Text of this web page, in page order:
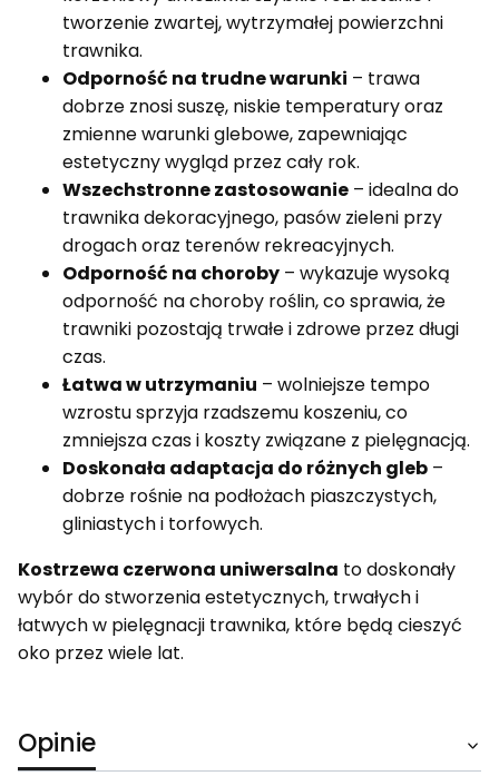
tworzenie zwartej, wytrzymałej powierzchni
trawnika.
Odporność na trudne warunki – trawa
dobrze znosi suszę, niskie temperatury oraz
zmienne warunki glebowe, zapewniając
estetyczny wygląd przez cały rok.
Wszechstronne zastosowanie – idealna do
trawnika dekoracyjnego, pasów zieleni przy
drogach oraz terenów rekreacyjnych.
Odporność na choroby – wykazuje wysoką
odporność na choroby roślin, co sprawia, że
trawniki pozostają trwałe i zdrowe przez długi
czas.
Łatwa w utrzymaniu – wolniejsze tempo
wzrostu sprzyja rzadszemu koszeniu, co
zmniejsza czas i koszty związane z pielęgnacją.
Doskonała adaptacja do różnych gleb –
dobrze rośnie na podłożach piaszczystych,
gliniastych i torfowych.
Kostrzewa czerwona uniwersalna to doskonały
wybór do stworzenia estetycznych, trwałych i
łatwych w pielęgnacji trawnika, które będą cieszyć
oko przez wiele lat.
Opinie